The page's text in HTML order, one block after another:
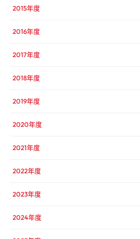
2015年度
2016年度
2017年度
2018年度
2019年度
2020年度
2021年度
2022年度
2023年度
2024年度